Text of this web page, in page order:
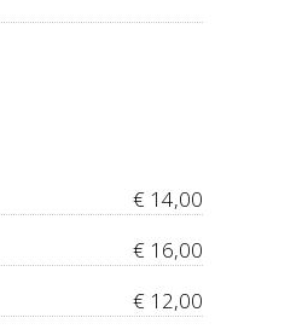
€ 14,00
€ 16,00
€ 12,00